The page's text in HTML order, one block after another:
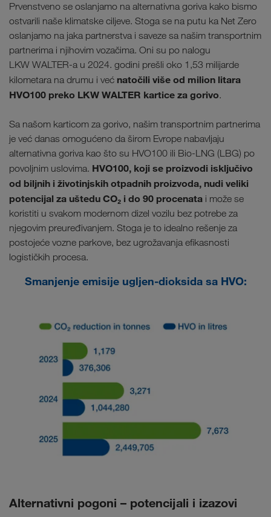
Prvenstveno se oslanjamo na alternativna goriva kako bismo
ostvarili naše klimatske ciljeve. Stoga se na putu ka Net Zero
oslanjamo na jaka partnerstva i saveze sa našim transportnim
partnerima i njihovim vozačima. Oni su po nalogu
LKW WALTER-a u 2024. godini prešli oko 1,53 milijarde
kilometara na drumu i već natočili više od milion litara
HVO100 preko LKW WALTER kartice za gorivo.
Sa našom karticom za gorivo, našim transportnim partnerima
je već danas omogućeno da širom Evrope nabavljaju
alternativna goriva kao što su HVO100 ili Bio-LNG (LBG) po
povoljnim uslovima. HVO100, koji se proizvodi isključivo
od biljnih i životinjskih otpadnih proizvoda, nudi veliki
potencijal za uštedu CO₂ i do 90 procenata i može se
koristiti u svakom modernom dizel vozilu bez potrebe za
njegovim preuređivanjem. Stoga je to idealno rešenje za
postojeće vozne parkove, bez ugrožavanja efikasnosti
logističkih procesa.
Smanjenje emisije ugljen-dioksida sa HVO:
Alternativni pogoni – potencijali i izazovi